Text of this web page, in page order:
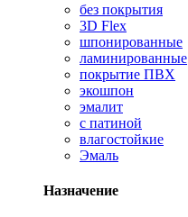
без покрытия
3D Flex
шпонированные
ламинированные
покрытие ПВХ
экошпон
эмалит
с патиной
влагостойкие
Эмаль
Назначение